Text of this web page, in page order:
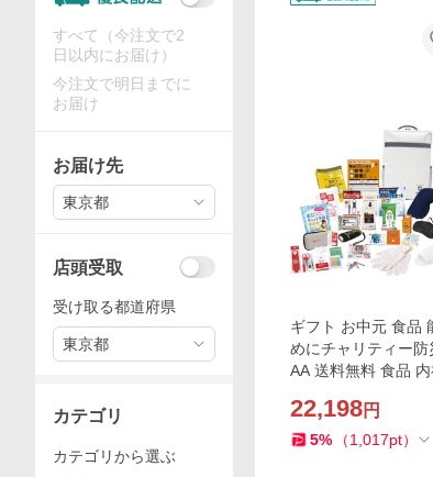
ギフト お中元 食品
めにチャリティー防
AA 送料無料 食品 内
熨斗 のし対応
22,198円
5% （1,017pt）
すべて（今注文で2
日以内にお届け）
今注文で明日までに
お届け
お届け先
東京都
店頭受取
受け取る都道府県
東京都
カテゴリ
カテゴリから選ぶ